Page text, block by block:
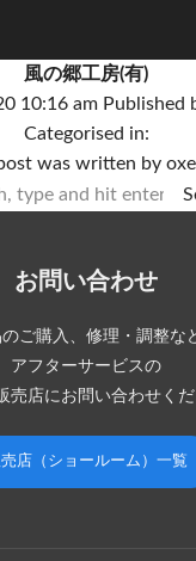
風の郷工房(有)
10:16 am Published
Categorised in:
was written by
お問い合わせ
ご購入、修理・調整な
アフターサービスの
売店にお問い合わせくだ
店（ショールーム）一覧